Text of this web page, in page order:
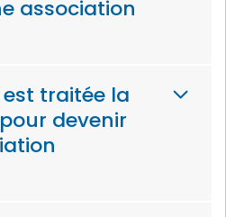
association
traitée la
devenir